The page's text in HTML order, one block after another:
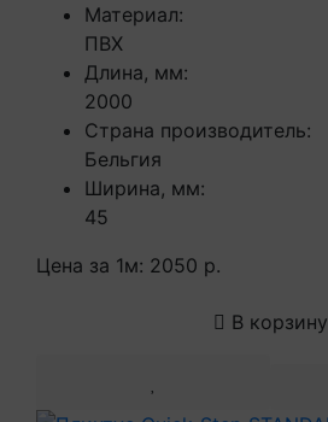
Материал:
ПВХ
Длина, мм:
2000
Страна производитель:
Бельгия
Ширина, мм:
45
Цена за 1м: 2050 р.
В корзину